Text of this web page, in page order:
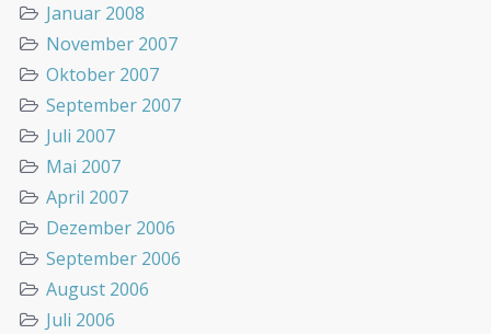
Januar 2008
November 2007
Oktober 2007
September 2007
Juli 2007
Mai 2007
April 2007
Dezember 2006
September 2006
August 2006
Juli 2006